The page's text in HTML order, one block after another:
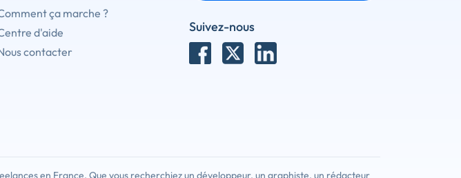
ça marche ?
d'aide
contacter
Suivez-nous
en France. Que vous recherchiez un développeur, un graphiste, un rédacteur